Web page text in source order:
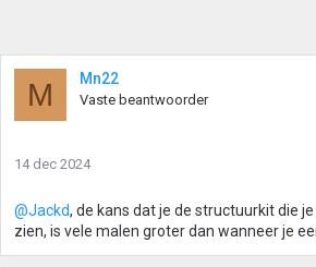
M Mn22
Vaste beantwoorder
14 dec 2024
@Jackd, de kans dat je de structuurkit die
zien, is vele malen groter dan wanneer je